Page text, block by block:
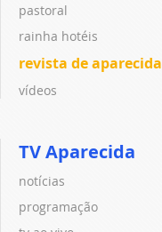
pastoral
rainha hotéis
revista de aparecida
vídeos
TV Aparecida
notícias
programação